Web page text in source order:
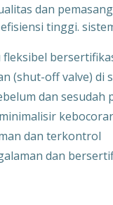
dan
tinggi.
(shut-off valve) di
dan sesudah
dan terkontrol
dan